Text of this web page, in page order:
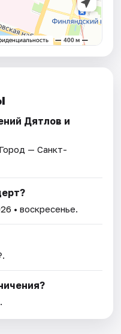
Дятлов и
— Санкт-
• воскресенье.